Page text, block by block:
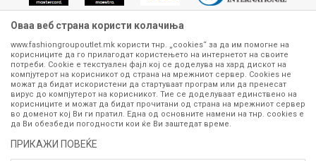
Сите информации околу производите кои се изложени на нашата
онлајн продавница се стремиме да бидат конкретни, точни и прецизни,
меѓутоа не можеме да гарантираме дека се без ниту една грешка или
пак дека сите производи во моментот се достапни на залиха.
Фотографиите се најверодостојниот приказ на производот. Доколку
дојде до потреба за замена на производ или рефундација, процедурата
контактирајте не на телефонскиот број 070 275 363 или на е-
маилoutlet@fashiongroup.com.mkодпонеделник до петок (08-16ч)
Оваа веб страна користи колачиња
www.fashiongroupoutlet.mk користи тнр. „cookies“ за да им помогне на
корисниците да го прилагодат користењето на интернетот на своите
потреби. Cookie е текстуален фајл кој се доделува на хард дискот на
компјутерот на корисникот од страна на мрежниот сервер. Cookies не
можат да бидат искористени да стартуваат програм или да пренесат
вирус до компјутерот на корисникот. Тие се доделуваат единствено на
корисниците и можат да бидат прочитани од страна на мрежниот сервер
во доменот кој Ви ги пратил. Една од основните намени на тнр. сookies е
да Ви обезбеди погодности кои ќе Ви заштедат време.
ПРИКАЖИ ПОВЕЌЕ